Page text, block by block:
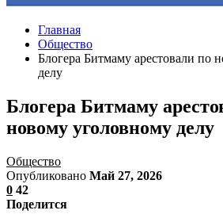
Главная
Общество
Блогера Битмаму арестовали по
делу
Блогера Битмаму
новому уголовному делу
Общество
Опубликовано Май 27, 2026
0 42
Поделится